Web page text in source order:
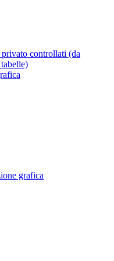
controllati (da
grafica